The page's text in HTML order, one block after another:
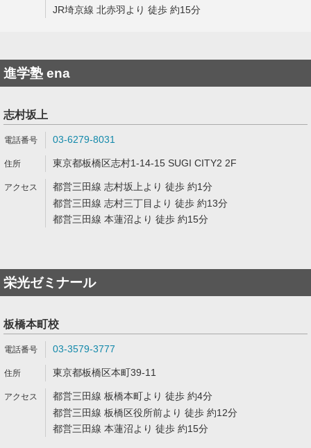
JR埼京線 北赤羽より 徒歩 約15分
進学塾 ena
志村坂上
03-6279-8031
東京都板橋区志村1-14-15 SUGI CITY2 2F
都営三田線 志村坂上より 徒歩 約1分
都営三田線 志村三丁目より 徒歩 約13分
都営三田線 本蓮沼より 徒歩 約15分
栄光ゼミナール
板橋本町校
03-3579-3777
東京都板橋区本町39-11
都営三田線 板橋本町より 徒歩 約4分
都営三田線 板橋区役所前より 徒歩 約12分
都営三田線 本蓮沼より 徒歩 約15分